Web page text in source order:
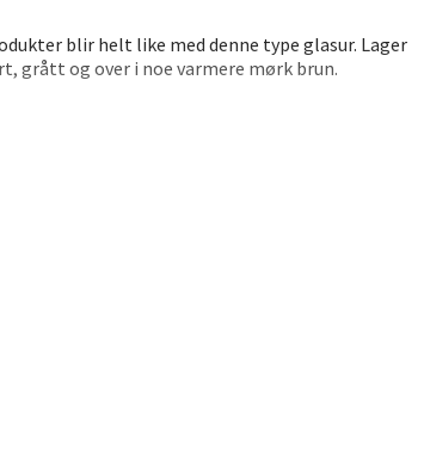
blir helt like med denne type glasur. Lager
grått og over i noe varmere mørk brun.
i dag 10-20